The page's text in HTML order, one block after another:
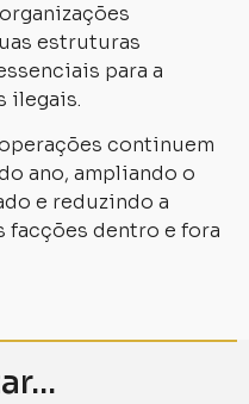
estruturas
para a
ilegais.
continuem
ano, ampliando o
e reduzindo a
facções dentro e fora